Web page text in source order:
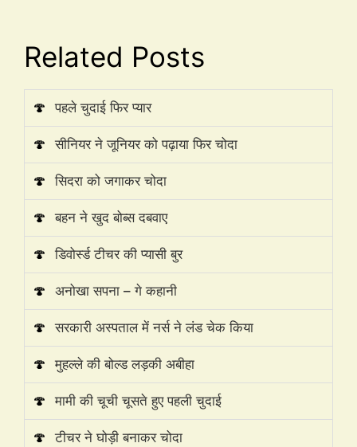
Related Posts
🍄 पहले चुदाई फिर प्यार
🍄 सीनियर ने जूनियर को पढ़ाया फिर चोदा
🍄 सिदरा को जगाकर चोदा
🍄 बहन ने खुद बोब्स दबवाए
🍄 डिवोर्स्ड टीचर की प्यासी बुर
🍄 अनोखा सपना – गे कहानी
🍄 सरकारी अस्पताल में नर्स ने लंड चेक किया
🍄 मुहल्ले की बोल्ड लड़की अबीहा
🍄 मामी की चूची चूसते हुए पहली चुदाई
🍄 टीचर ने घोड़ी बनाकर चोदा